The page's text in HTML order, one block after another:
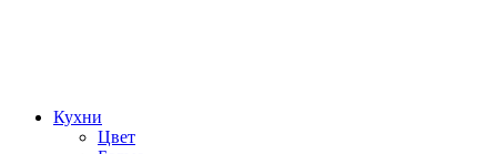
Кухни
Цвет